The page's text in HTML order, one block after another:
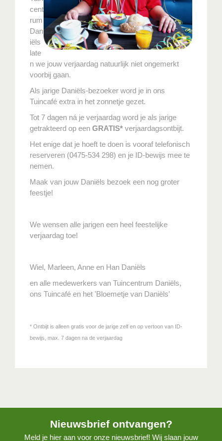
cent
rum
Dan
iëls
late
n we jouw verjaardag natuurlijk niet ongemerkt
voorbij gaan.
Als jarige Daniëls-bezoeker word je in ons
Tuincafé extra in het zonnetje gezet.
Tot 7 dagen ná je verjaardag word je als jarige
getrakteerd op een GRATIS* verjaardagsontbijt.
Het enige dat je hoeft te doen is vooraf telefonisch
reserveren (0475-534 298) en je ID-bewijs mee te
nemen.
Maak van jouw Daniëls bezoek een nog groter
feestje!
We wensen alle jarigen een heel feestelijke
verjaardag toe!
Wiel, Marleen, Anne en Han Daniëls
en alle medewerkers van Tuincentrum Daniëls,
ons Tuincafé en het 'Bloemetje van Daniëls'
* Ontbijt is alleen gratis voor de jarige zelf en op vertoon van ID-
bewijs, max. 7 dagen na de verjaardag
Nieuwsbrief ontvangen?
Meld je hier aan voor onze nieuwsbrief! Wij slaan jouw